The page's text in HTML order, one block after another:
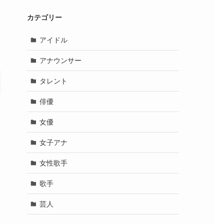
カテゴリー
アイドル
アナウンサー
タレント
俳優
女優
女子アナ
女性歌手
歌手
芸人